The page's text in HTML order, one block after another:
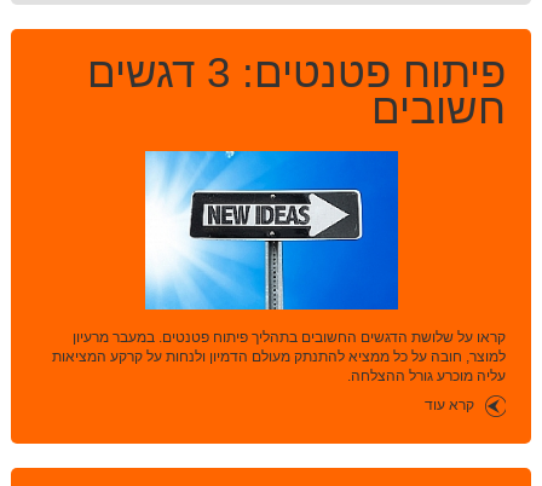
פיתוח פטנטים: 3 דגשים
חשובים
קראו על שלושת הדגשים החשובים בתהליך פיתוח פטנטים. במעבר מרעיון
למוצר, חובה על כל ממציא להתנתק מעולם הדמיון ולנחות על קרקע המציאות
עליה מוכרע גורל ההצלחה.
קרא עוד